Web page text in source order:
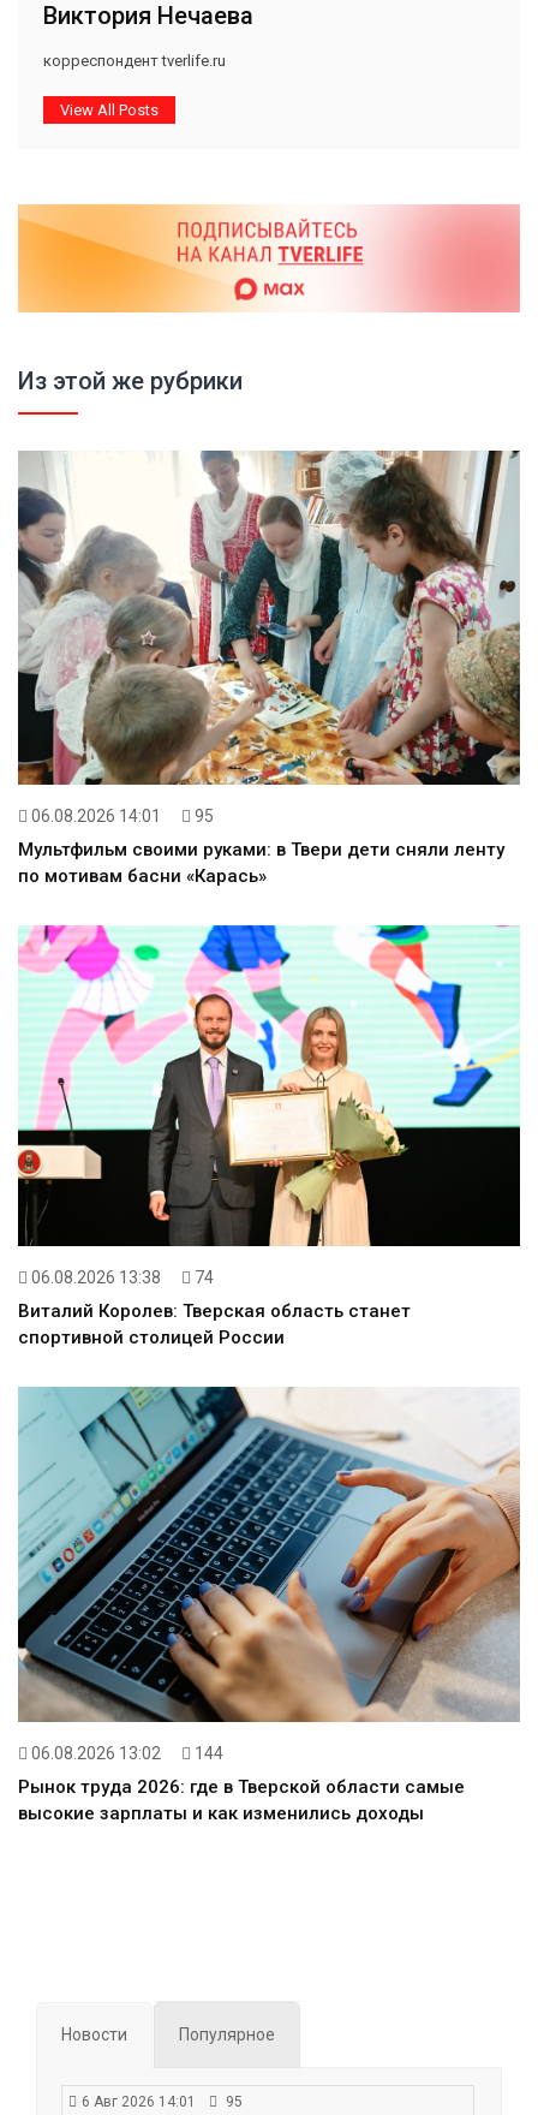
Виктория Нечаева
корреспондент tverlife.ru
View All Posts
Из этой же рубрики
06.08.2026 14:01 95
Мультфильм своими руками: в Твери дети сняли ленту
по мотивам басни «Карась»
06.08.2026 13:38 74
Виталий Королев: Тверская область станет
спортивной столицей России
06.08.2026 13:02 144
Рынок труда 2026: где в Тверской области самые
высокие зарплаты и как изменились доходы
Новости Популярное
6 Авг 2026 14:01 95